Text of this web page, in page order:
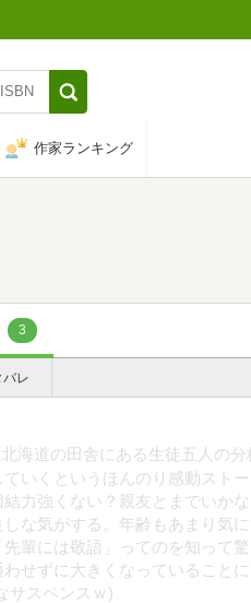
作家ランキング
3
バレ
北海道の田舎にある生徒五人の
ていくというほんのり感動スト
結力強くない？親友とまでいか
しな気がする。年齢もあまり気
先輩には敬語」ってのを知って
わせずに大きくなっていること
サスペンスｗ)